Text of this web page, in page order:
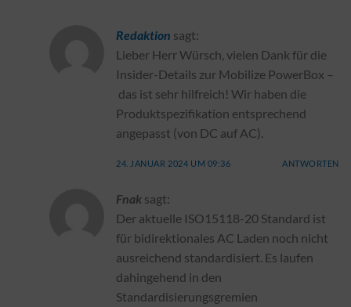
Redaktion sagt:
Lieber Herr Würsch, vielen Dank für die
Insider-Details zur Mobilize PowerBox –
das ist sehr hilfreich! Wir haben die
Produktspezifikation entsprechend
angepasst (von DC auf AC).
24. JANUAR 2024 UM 09:36 ANTWORTEN
Fnak sagt:
Der aktuelle ISO15118-20 Standard ist
für bidirektionales AC Laden noch nicht
ausreichend standardisiert. Es laufen
dahingehend in den
Standardisierungsgremien